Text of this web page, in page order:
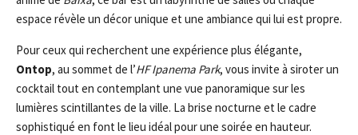
espace révèle un décor unique et une ambiance qui lui est propre.
Pour ceux qui recherchent une expérience plus élégante,
Ontop, au sommet de l’HF Ipanema Park, vous invite à siroter un
cocktail tout en contemplant une vue panoramique sur les
lumières scintillantes de la ville. La brise nocturne et le cadre
sophistiqué en font le lieu idéal pour une soirée en hauteur.